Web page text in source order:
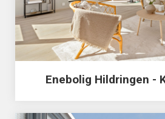
Enebolig Hildringen -